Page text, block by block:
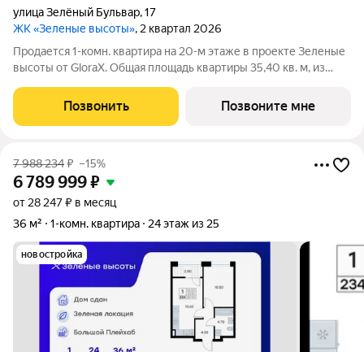
улица Зелёный Бульвар,17
ЖК «Зеленые высоты», 2 квартал 2026
Продается 1-комн. квартира на 20-м этаже в проекте Зеленые
высоты от GloraX. Общая площадь квартиры 35,40 кв. м, из
13,60 кв. м кухни. Номер квартиры - 697. Преимущества
квартиры:
Позвонить Позвоните мне
7 988 234₽ –15%
6 789 999₽
от 28 247 ₽ в месяц
36 м²
1-комн. квартира 24 этаж из 25
новостройка